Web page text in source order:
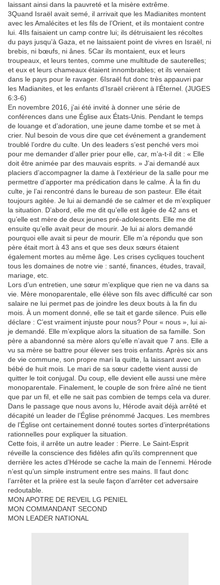
laissant ainsi dans la pauvreté et la misère extrême.
3Quand Israël avait semé, il arrivait que les Madianites montent
avec les Amalécites et les fils de l’Orient, et ils montaient contre
lui. 4Ils faisaient un camp contre lui; ils détruisaient les récoltes
du pays jusqu’à Gaza, et ne laissaient point de vivres en Israël, ni
brebis, ni bœufs, ni ânes. 5Car ils montaient, eux et leurs
troupeaux, et leurs tentes, comme une multitude de sauterelles;
et eux et leurs chameaux étaient innombrables; et ils venaient
dans le pays pour le ravager. 6Israël fut donc très appauvri par
les Madianites, et les enfants d’Israël crièrent à l’Éternel. (JUGES
6:3-6)
En novembre 2016, j’ai été invité à donner une série de
conférences dans une Église aux États-Unis. Pendant le temps
de louange et d’adoration, une jeune dame tombe et se met à
crier. Nul besoin de vous dire que cet événement a grandement
troublé l’ordre du culte. Un des leaders s’est penché vers moi
pour me demander d’aller prier pour elle, car, m’a-t-il dit : « Elle
doit être animée par des mauvais esprits. » J’ai demandé aux
placiers d’accompagner la dame à l’extérieur de la salle pour me
permettre d’apporter ma prédication dans le calme. À la fin du
culte, je l’ai rencontré dans le bureau de son pasteur. Elle était
toujours agitée. Je lui ai demandé de se calmer et de m’expliquer
la situation. D’abord, elle me dit qu’elle est âgée de 42 ans et
qu’elle est mère de deux jeunes pré-adolescents. Elle me dit
ensuite qu’elle avait peur de mourir. Je lui ai alors demandé
pourquoi elle avait si peur de mourir. Elle m’a répondu que son
père était mort à 43 ans et que ses deux sœurs étaient
également mortes au même âge. Les crises cycliques touchent
tous les domaines de notre vie : santé, finances, études, travail,
mariage, etc.
Lors d’un entretien, une sœur m’explique que rien ne va dans sa
vie. Mère monoparentale, elle élève son fils avec difficulté car son
salaire ne lui permet pas de joindre les deux bouts à la fin du
mois. À un moment donné, elle se tait et garde silence. Puis elle
déclare : C’est vraiment injuste pour nous? Pour « nous », lui ai-
je demandé. Elle m’explique alors la situation de sa famille. Son
père a abandonné sa mère alors qu’elle n’avait que 7 ans. Elle a
vu sa mère se battre pour élever ses trois enfants. Après six ans
de vie commune, son propre mari la quitte, la laissant avec un
bébé de huit mois. Le mari de sa sœur cadette vient aussi de
quitter le toit conjugal. Du coup, elle devient elle aussi une mère
monoparentale. Finalement, le couple de son frère aîné ne tient
que par un fil, et elle ne sait pas combien de temps cela va durer.
Dans le passage que nous avons lu, Hérode avait déjà arrêté et
décapité un leader de l’Église prénommé Jacques. Les membres
de l’Église ont certainement donné toutes sortes d’interprétations
rationnelles pour expliquer la situation.
Cette fois, il arrête un autre leader : Pierre. Le Saint-Esprit
réveille la conscience des fidèles afin qu’ils comprennent que
derrière les actes d’Hérode se cache la main de l’ennemi. Hérode
n’est qu’un simple instrument entre ses mains. Il faut donc
l’arrêter et la prière est la seule façon d’arrêter cet adversaire
redoutable.
MON APOTRE DE REVEIL LG PENIEL
MON COMMANDANT SECOND
MON LEADER NATIONAL